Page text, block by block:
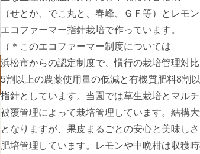
（せとか、でこ丸と、春峰、ＧＦ等）とレモ
エコファーマー指針栽培で作っています。
（＊このエコファーマー制度については
浜松市からの認定制度で、慣行の栽培管理対
5割以上の農薬使用量の低減と有機質肥料8割
指針としています。当園では草生栽培とマル
被覆管理によって栽培管理しています。結構
となりますが、果皮まるごとの安心と美味し
肥培管理しています。レモンや中晩柑は収穫